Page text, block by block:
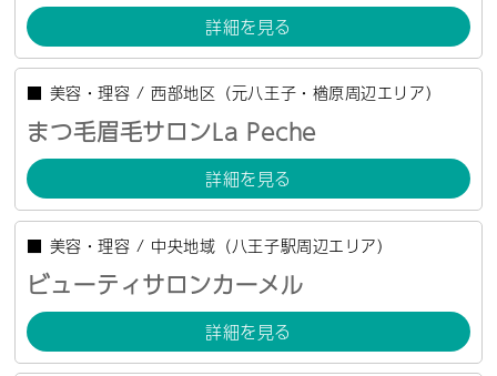
詳細を見る
■ 美容・理容 /西部地区（元八王子・楢原周辺エリア）
まつ毛眉毛サロンLa Peche
詳細を見る
■ 美容・理容 / 中央地域（八王子駅周辺エリア）
ビューティサロンカーメル
詳細を見る